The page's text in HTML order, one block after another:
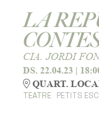
LA
CIA. JORDI
DS. 22.04.23 |
QUART.
TEATRE PETITS